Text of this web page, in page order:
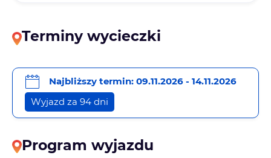
Terminy wycieczki
Najbliższy termin: 09.11.2026 - 14.11.2026
Wyjazd za 94 dni
Program wyjazdu